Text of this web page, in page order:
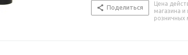
Поделиться
Цена
магазина
розничных